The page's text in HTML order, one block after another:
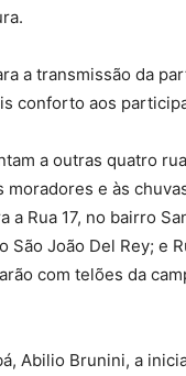
a transmissão da
conforto aos
a outras quatro
e às
Rua 17, no bairro
São João Del Rey; e
com telões da
Abilio Brunini, a